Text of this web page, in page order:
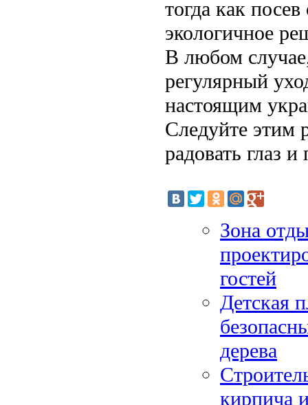
тогда как
экологичное
В любом
регулярный
настоящим
Следуйте этим
радовать глаз
Зона
гостей
Детская
дерева
кирпича